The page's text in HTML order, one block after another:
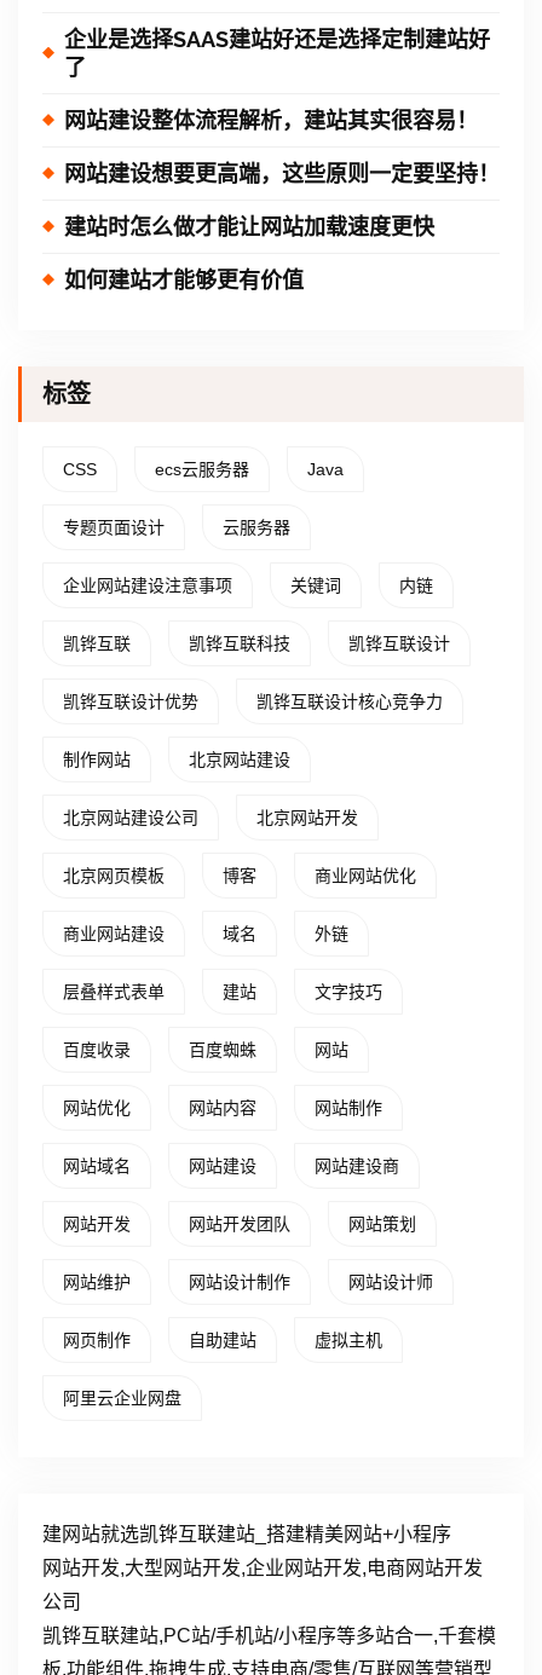
企业是选择SAAS建站好还是选择定制建站好
了
网站建设整体流程解析，建站其实很容易！
网站建设想要更高端，这些原则一定要坚持！
建站时怎么做才能让网站加载速度更快
如何建站才能够更有价值
标签
CSS ecs云服务器 Java
专题页面设计 云服务器
企业网站建设注意事项 关键词 内链
凯铧互联 凯铧互联科技 凯铧互联设计
凯铧互联设计优势 凯铧互联设计核心竞争力
制作网站 北京网站建设
北京网站建设公司 北京网站开发
北京网页模板 博客 商业网站优化
商业网站建设 域名 外链
层叠样式表单 建站 文字技巧
百度收录 百度蜘蛛 网站
网站优化 网站内容 网站制作
网站域名 网站建设 网站建设商
网站开发 网站开发团队 网站策划
网站维护 网站设计制作 网站设计师
网页制作 自助建站 虚拟主机
阿里云企业网盘
建网站就选凯铧互联建站_搭建精美网站+小程序
网站开发,大型网站开发,企业网站开发,电商网站开发
公司
凯铧互联建站,PC站/手机站/小程序等多站合一,千套模
板,功能组件,拖拽生成.支持电商/零售/互联网等营销型